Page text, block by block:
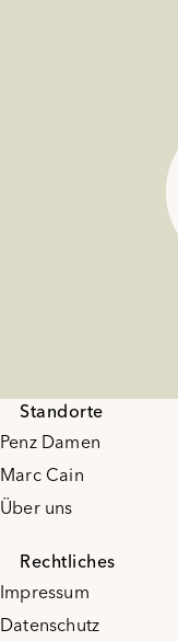
Standorte
Penz Damen
Marc Cain
Über uns
Rechtliches
Impressum
Datenschutz